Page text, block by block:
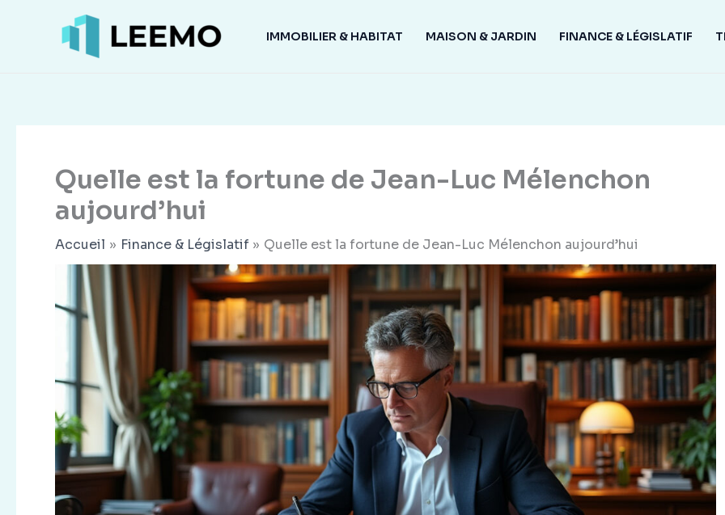
IMMOBILIER & HABITAT MAISON & JARDIN FINANCE & LÉGISLATIF
Quelle est la fortune de Jean-Luc Mélenchon
aujourd’hui
Accueil Finance & Législatif Quelle est la fortune de Jean-Luc Mélenchon aujourd’hui